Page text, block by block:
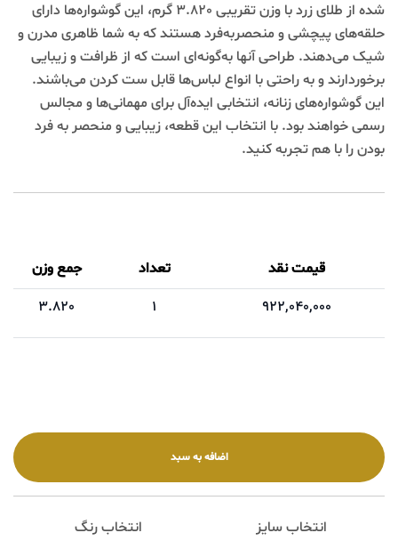
شده از طلای زرد با وزن تقریبی 3.820 گرم، این گوشواره‌ها دارای
حلقه‌های پیچشی و منحصربه‌فرد هستند که به شما ظاهری مدرن و
شیک می‌دهند. طراحی آنها به‌گونه‌ای است که از ظرافت و زیبایی
برخوردارند و به راحتی با انواع لباس‌ها قابل ست کردن می‌باشند.
این گوشواره‌های زنانه، انتخابی ایده‌آل برای مهمانی‌ها و مجالس
رسمی خواهند بود. با انتخاب این قطعه، زیبایی و منحصر به فرد
بودن را با هم تجربه کنید.
قیمت نقد تعداد
جمع وزن
922,040,000
3.820
انتخاب سایز انتخاب رنگ